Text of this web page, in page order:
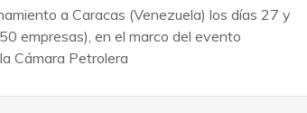
a Caracas (Venezuela) los días 27 y
empresas), en el marco del evento
Cámara Petrolera